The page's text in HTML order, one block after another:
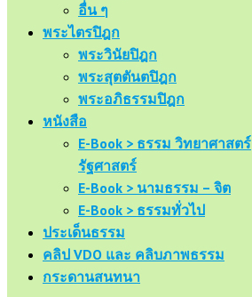
อื่น ๆ
พระไตรปิฎก
พระวินัยปิฎก
พระสุตตันตปิฎก
พระอภิธรรมปิฎก
หนังสือ
E-Book > ธรรม วิทยาศาสตร์
รัฐศาสตร์
E-Book > นามธรรม – จิต
E-Book > ธรรมทั่วไป
ประเด็นธรรม
คลิป VDO และ คลิบภาพธรรม
กระดานสนทนา